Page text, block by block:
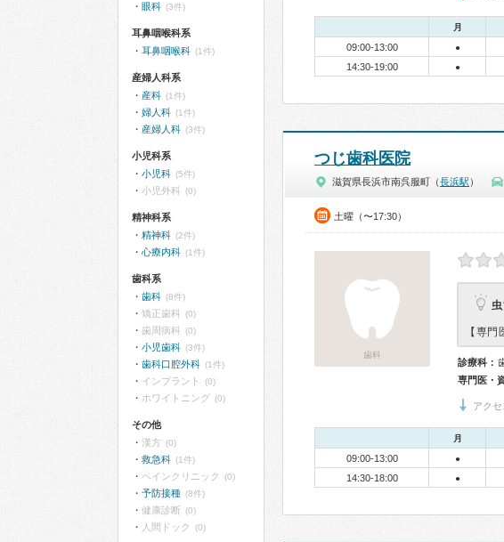
月
09:00-13:00 ●
14:30-19:00 ●
つじ歯科医院
滋賀県長浜市南呉服町（長浜駅 ）
土曜（〜17:30）
歯科
【専門
診療科：
専門医・
アク
月
09:00-13:00 ●
14:30-18:00 ●
眼科 (3件)
耳鼻咽喉科系
耳鼻咽喉科 (1件)
産婦人科系
産科 (1件)
婦人科 (1件)
産婦人科 (3件)
小児科系
小児科 (5件)
小児外科 (0)
精神科系
精神科 (2件)
心療内科 (1件)
歯科系
歯科 (8件)
矯正歯科 (0)
歯周病科 (0)
小児歯科 (3件)
歯科口腔外科 (1件)
インプラント (0)
ホワイトニング (0)
その他
漢方 (0)
救急科 (1件)
ペインクリニック (0)
予防接種 (8件)
健康診断 (0)
人間ドック (0)